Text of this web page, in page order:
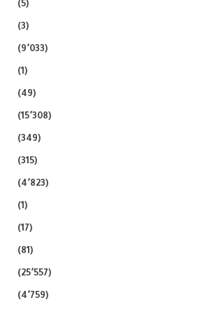
(5)
(3)
(9٬033)
(1)
(49)
(15٬308)
(349)
(315)
(4٬823)
(1)
(17)
(81)
(25٬557)
(4٬759)